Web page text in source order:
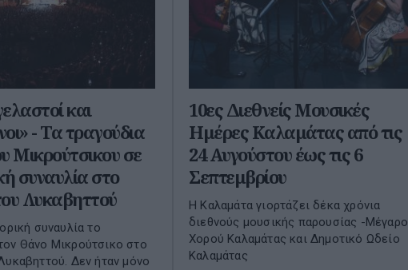
και
- Τα τραγούδια
Μικρούτσικου σε
συναυλία στο
Λυκαβηττού
συναυλία το
Θάνο Μικρούτσικο στο
Δεν ήταν μόνο
10ες Διεθνείς Μουσικές
Ημέρες Καλαμάτας από τις
24 Αυγούστου έως τις 6
Σεπτεμβρίου
Η Καλαμάτα γιορτάζει δέκα χρόνια
διεθνούς μουσικής παρουσίας -Μέγαρο
Χορού Καλαμάτας και Δημοτικό Ωδείο
Καλαμάτας